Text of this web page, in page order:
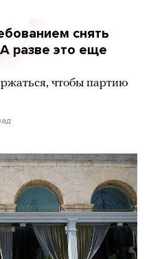
снять
разве это еще
чтобы партию